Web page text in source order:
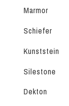
Marmor
Schiefer
Kunststein
Silestone
Dekton